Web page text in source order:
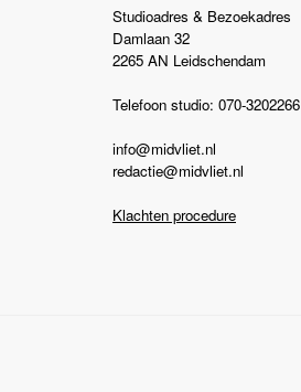
Studioadres & Bezoekadres
Damlaan 32
2265 AN Leidschendam
Telefoon studio: 070-3202266
info@midvliet.nl
redactie@midvliet.nl
Klachten procedure